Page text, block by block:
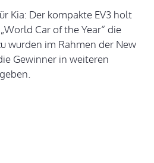
Kia: Der kompakte EV3 holt
Car of the Year“ die
wurden im Rahmen der New
Gewinner in weiteren